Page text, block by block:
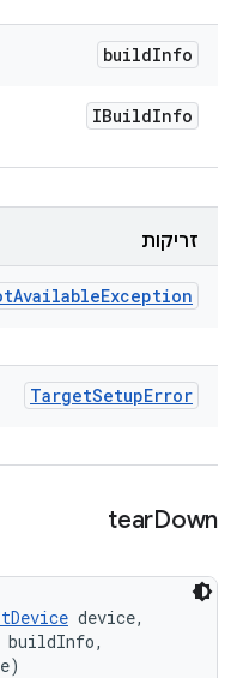
buildInfo
IBuildInfo
זריקות
AvailableException
TargetSetupError
tearDown
device,
buildInfo,